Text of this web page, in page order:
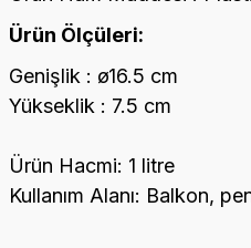
Ürün Ölçüleri:
Genişlik : ø16.5 cm
Yükseklik : 7.5 cm
Ürün Hacmi: 1 litre
Kullanım Alanı: Balkon,